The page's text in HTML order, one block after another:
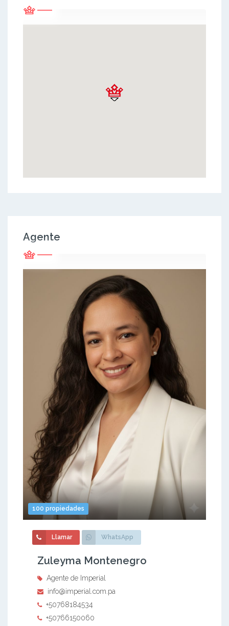
Agente
100 propiedades
Llamar WhatsApp
Zuleyma Montenegro
Agente de Imperial
info@imperial.com.pa
+50768184534
+50766150060